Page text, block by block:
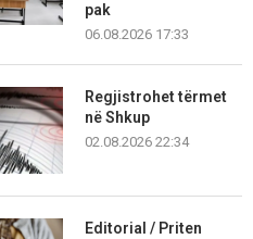
pak
06.08.2026 17:33
Regjistrohet tërmet
në Shkup
02.08.2026 22:34
Editorial / Priten